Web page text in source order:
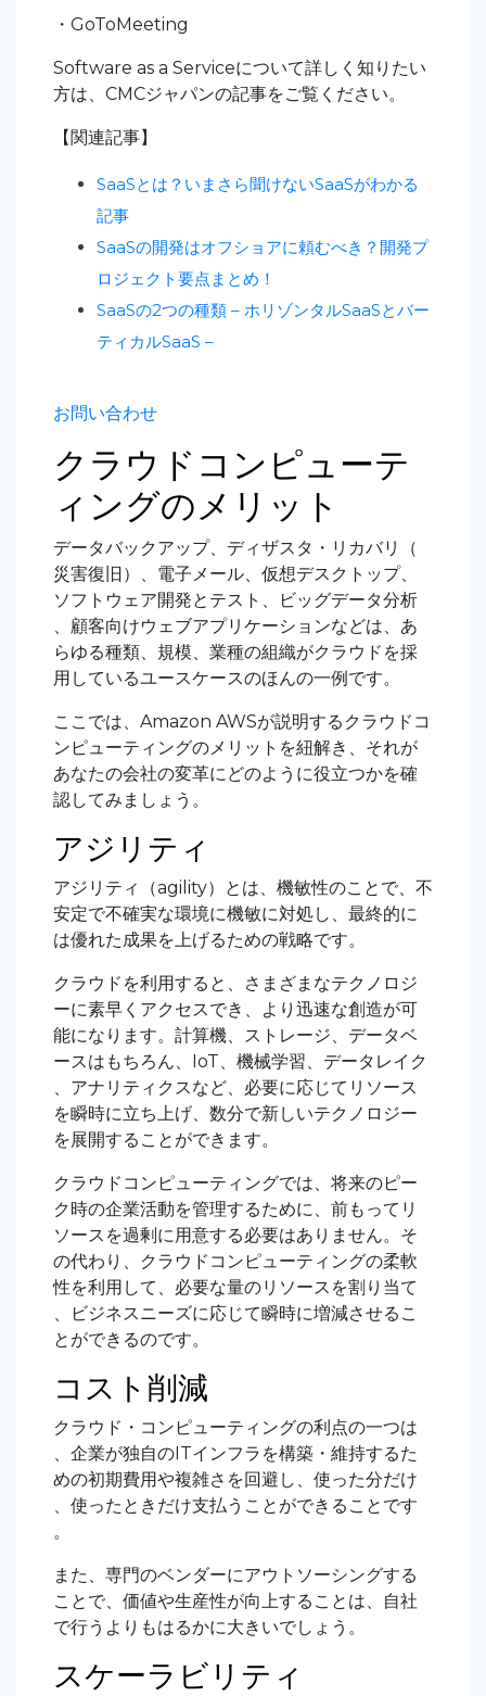
・GoToMeeting
Software as a Serviceについて詳しく知りたい
方は、CMCジャパンの記事をご覧ください。
【関連記事】
SaaSとは？いまさら聞けないSaaSがわかる
記事
SaaSの開発はオフショアに頼むべき？開発プ
ロジェクト要点まとめ！
SaaSの2つの種類 – ホリゾンタルSaaSとバー
ティカルSaaS –
お問い合わせ
クラウドコンピューテ
ィングのメリット
データバックアップ、ディザスタ・リカバリ（
災害復旧）、電子メール、仮想デスクトップ、
ソフトウェア開発とテスト、ビッグデータ分析
、顧客向けウェブアプリケーションなどは、あ
らゆる種類、規模、業種の組織がクラウドを採
用しているユースケースのほんの一例です。
ここでは、Amazon AWSが説明するクラウドコ
ンピューティングのメリットを紐解き、それが
あなたの会社の変革にどのように役立つかを確
認してみましょう。
アジリティ
アジリティ（agility）とは、機敏性のことで、不
安定で不確実な環境に機敏に対処し、最終的に
は優れた成果を上げるための戦略です。
クラウドを利用すると、さまざまなテクノロジ
ーに素早くアクセスでき、より迅速な創造が可
能になります。計算機、ストレージ、データベ
ースはもちろん、IoT、機械学習、データレイク
、アナリティクスなど、必要に応じてリソース
を瞬時に立ち上げ、数分で新しいテクノロジー
を展開することができます。
クラウドコンピューティングでは、将来のピー
ク時の企業活動を管理するために、前もってリ
ソースを過剰に用意する必要はありません。そ
の代わり、クラウドコンピューティングの柔軟
性を利用して、必要な量のリソースを割り当て
、ビジネスニーズに応じて瞬時に増減させるこ
とができるのです。
コスト削減
クラウド・コンピューティングの利点の一つは
、企業が独自のITインフラを構築・維持するた
めの初期費用や複雑さを回避し、使った分だけ
、使ったときだけ支払うことができることです
。
また、専門のベンダーにアウトソーシングする
ことで、価値や生産性が向上することは、自社
で行うよりもはるかに大きいでしょう。
スケーラビリティ